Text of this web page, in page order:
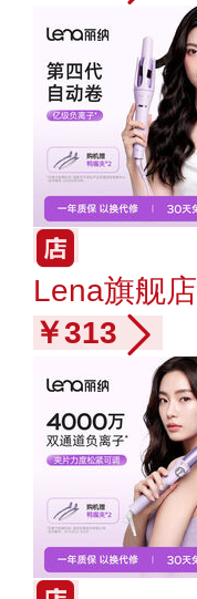
Lena旗舰店
￥313